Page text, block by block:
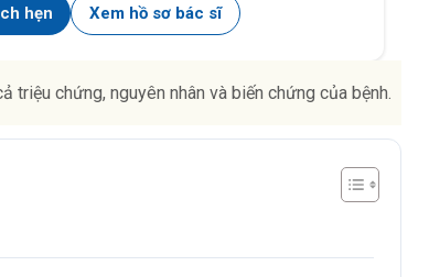
hẹn Xem hồ sơ bác sĩ
triệu chứng, nguyên nhân và biến chứng của bệnh.